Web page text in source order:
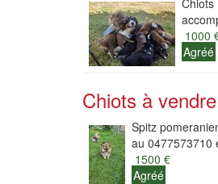
Chiots
1000
Agréé
Chiots à vendre
Spitz
au 0477573710
1500 €
Agréé